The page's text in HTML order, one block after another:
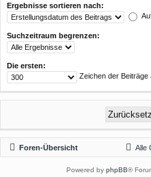
Ergebnisse sortieren nach:
Suchzeitraum begrenzen:
Die ersten:
Zeichen der Beiträge
Foren-Übersicht Alle
Powered by phpBB®